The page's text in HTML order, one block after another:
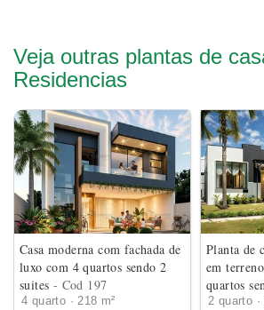
Veja outras plantas de
Residencias
Casa moderna com fachada de
luxo com 4 quartos sendo 2
suites - Cod 197
4 quarto · 218 m²
Planta de
em
quartos
2 quarto ·